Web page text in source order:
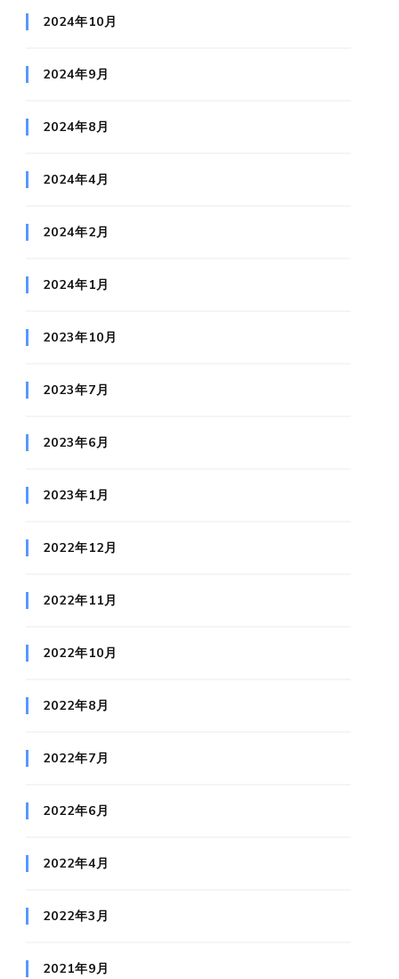
2024年10月
2024年9月
2024年8月
2024年4月
2024年2月
2024年1月
2023年10月
2023年7月
2023年6月
2023年1月
2022年12月
2022年11月
2022年10月
2022年8月
2022年7月
2022年6月
2022年4月
2022年3月
2021年9月